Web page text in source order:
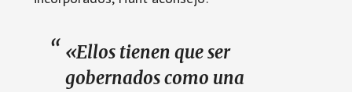
«Ellos tienen que ser
gobernados como una